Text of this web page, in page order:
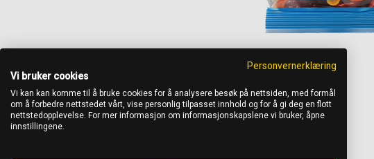
Personvernerklæring
Vi bruker cookies
Vi kan kan komme til å bruke cookies for å analysere besøk på nettsiden, med formål
om å forbedre nettstedet vårt, vise personlig tilpasset innhold og for å gi deg en flott
nettstedopplevelse. For mer informasjon om informasjonskapslene vi bruker, åpne
innstillingene.